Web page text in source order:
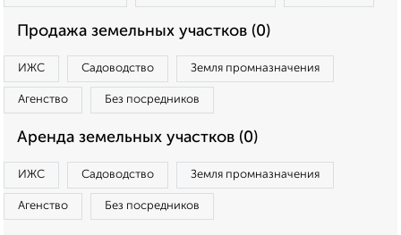
Продажа земельных участков (0)
ИЖС Садоводство Земля промназначения
Агенство Без посредников
Аренда земельных участков (0)
ИЖС Садоводство Земля промназначения
Агенство Без посредников